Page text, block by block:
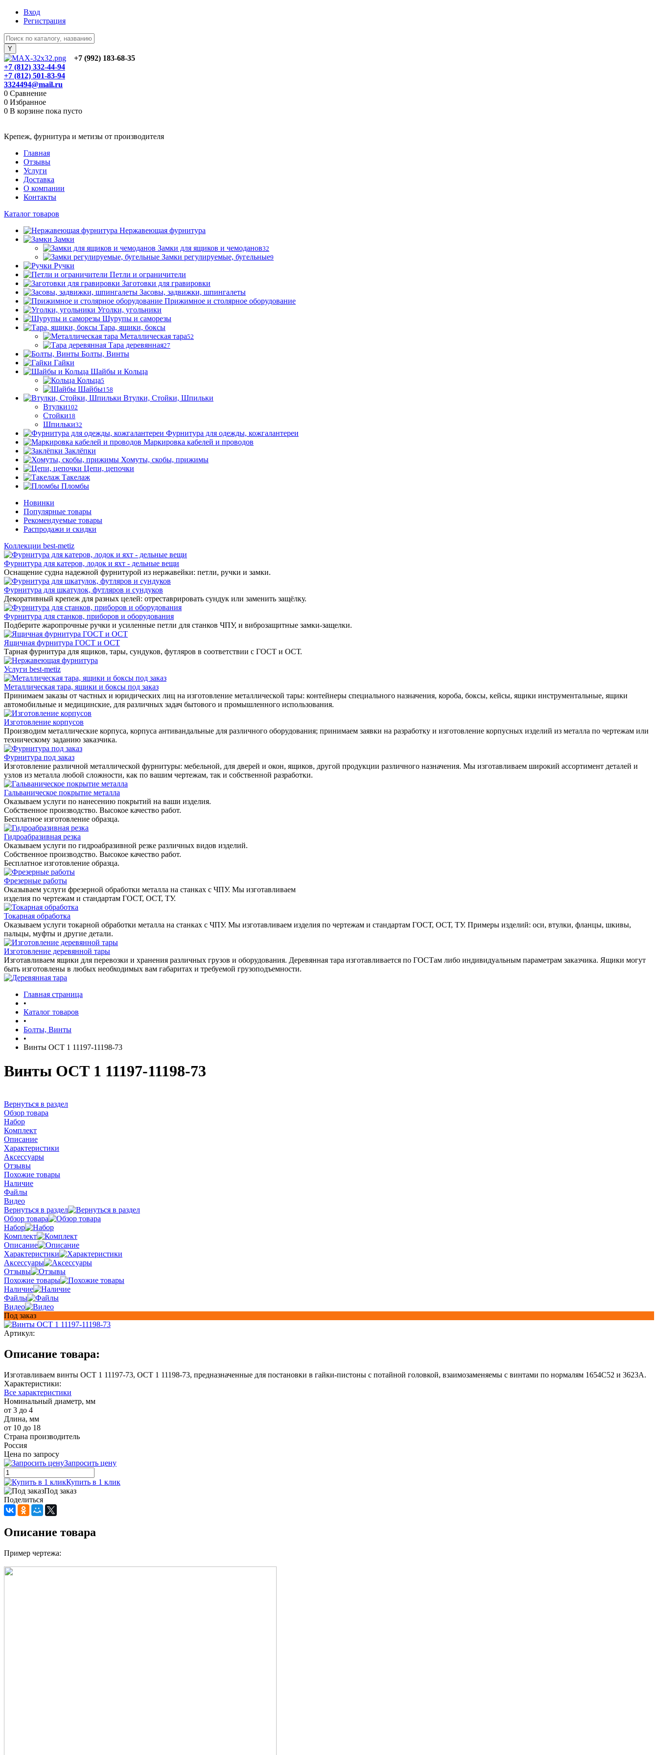
Вход
Регистрация
+7 (992) 183-68-35
+7 (812) 332-44-94
+7 (812) 501-83-94
3324494@mail.ru
0 Сравнение
0 Избранное
0 В корзине пока пусто
Крепеж, фурнитура и метизы от производителя
Главная
Отзывы
Услуги
Доставка
О компании
Контакты
Каталог товаров
Нержавеющая фурнитура
Замки
Замки для ящиков и чемоданов32
Замки регулируемые, бугельные9
Ручки
Петли и ограничители
Заготовки для гравировки
Засовы, задвижки, шпингалеты
Прижимное и столярное оборудование
Уголки, угольники
Шурупы и саморезы
Тара, ящики, боксы
Металлическая тара52
Тара деревянная27
Болты, Винты
Гайки
Шайбы и Кольца
Кольца5
Шайбы158
Втулки, Стойки, Шпильки
Втулки102
Стойки18
Шпильки32
Фурнитура для одежды, кожгалантереи
Маркировка кабелей и проводов
Заклёпки
Хомуты, скобы, прижимы
Цепи, цепочки
Такелаж
Пломбы
Новинки
Популярные товары
Рекомендуемые товары
Распродажи и скидки
Коллекции best-metiz
Фурнитура для катеров, лодок и яхт - дельные вещи
Оснащение судна надежной фурнитурой из нержавейки: петли, ручки и замки.
Фурнитура для шкатулок, футляров и сундуков
Декоративный крепеж для разных целей: отреставрировать сундук или заменить защёлку.
Фурнитура для станков, приборов и оборудования
Подберите жаропрочные ручки и усиленные петли для станков ЧПУ, и виброзащитные замки-защелки.
Ящичная фурнитура ГОСТ и ОСТ
Тарная фурнитура для ящиков, тары, сундуков, футляров в соответствии с ГОСТ и ОСТ.
Услуги best-metiz
Металлическая тара, ящики и боксы под заказ
Принимаем заказы от частных и юридических лиц на изготовление металлической тары: контейнеры специального назначения, короба, боксы, кейсы, ящики инструментальные, ящики
автомобильные и медицинские, для различных задач бытового и промышленного использования.
Изготовление корпусов
Производим металлические корпуса, корпуса антивандальные для различного оборудования; принимаем заявки на разработку и изготовление корпусных изделий из металла по чертежам или
техническому заданию заказчика.
Фурнитура под заказ
Изготовление различной металлической фурнитуры: мебельной, для дверей и окон, ящиков, другой продукции различного назначения. Мы изготавливаем широкий ассортимент деталей и
узлов из металла любой сложности, как по вашим чертежам, так и собственной разработки.
Гальваническое покрытие металла
Оказываем услуги по нанесению покрытий на ваши изделия.
Собственное производство. Высокое качество работ.
Бесплатное изготовление образца.
Гидроабразивная резка
Оказываем услуги по гидроабразивной резке различных видов изделий.
Собственное производство. Высокое качество работ.
Бесплатное изготовление образца.
Фрезерные работы
Оказываем услуги фрезерной обработки металла на станках с ЧПУ. Мы изготавливаем
изделия по чертежам и стандартам ГОСТ, ОСТ, ТУ.
Токарная обработка
Оказываем услуги токарной обработки металла на станках с ЧПУ. Мы изготавливаем изделия по чертежам и стандартам ГОСТ, ОСТ, ТУ. Примеры изделий: оси, втулки, фланцы, шкивы,
пальцы, муфты и другие детали.
Изготовление деревянной тары
Изготавливаем ящики для перевозки и хранения различных грузов и оборудования. Деревянная тара изготавливается по ГОСТам либо индивидуальным параметрам заказчика. Ящики могут
быть изготовлены в любых необходимых вам габаритах и требуемой грузоподъемности.
Главная страница
•
Каталог товаров
•
Болты, Винты
•
Винты ОСТ 1 11197-11198-73
Винты ОСТ 1 11197-11198-73
Вернуться в раздел
Обзор товара
Набор
Комплект
Описание
Характеристики
Аксессуары
Отзывы
Похожие товары
Наличие
Файлы
Видео
Вернуться в раздел
Обзор товара
Набор
Комплект
Описание
Характеристики
Аксессуары
Отзывы
Похожие товары
Наличие
Файлы
Видео
Под заказ
Артикул:
Описание товара:
Изготавливаем винты ОСТ 1 11197-73, ОСТ 1 11198-73, предназначенные для постановки в гайки-пистоны с потайной головкой, взаимозаменяемы с винтами по нормалям 1654С52 и 3623А.
Характеристики:
Все характеристики
Номинальный диаметр, мм
от 3 до 4
Длина, мм
от 10 до 18
Страна производитель
Россия
Цена по запросу
Запросить цену
Купить в 1 клик
Под заказ
Поделиться
Описание товара
Пример чертежа: